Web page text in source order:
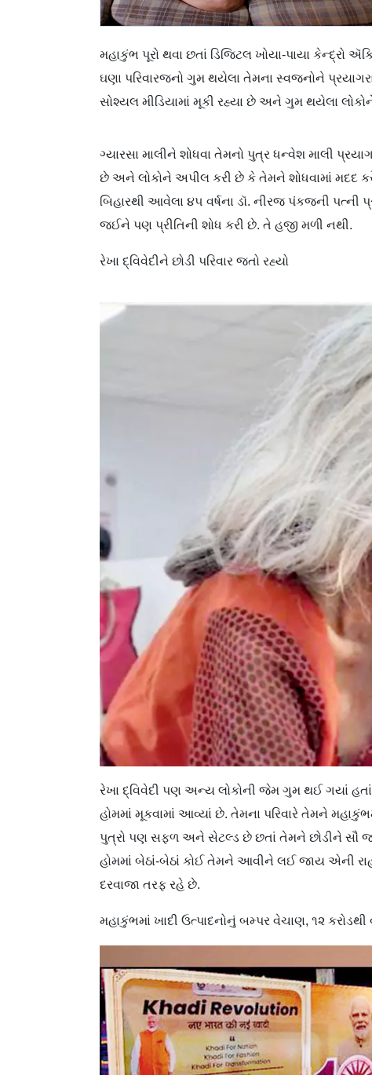
મહાકુંભ પૂરો થવા છતાં ડિજિટલ ખોયા-પાયા કેન્દ્રો
ઘણા પરિવારજનો ગુમ થયેલા તેમના સ્વજનોને
સોશ્યલ મીડિયામાં મૂકી રહ્યા છે અને ગુમ થયેલા લોકોને
ગ્યારસા માલીને શોધવા તેમનો પુત્ર ધન્વેશ માલી
છે અને લોકોને અપીલ કરી છે કે તેમને શોધવામાં મદદ
બિહારથી આવેલા ૪૫ વર્ષના ડૉ. નીરજ પંકજની
જઈને પણ પ્રીતિની શોધ કરી છે. તે હજી મળી નથી.
રેખા દ્વિવેદીને છોડી પરિવાર જતો રહ્યો
રેખા દ્વિવેદી પણ અન્ય લોકોની જેમ ગુમ થઈ ગયાં
હોમમાં મૂકવામાં આવ્યાં છે. તેમના પરિવારે તેમને
પુત્રો પણ સફળ અને સેટલ્ડ છે છતાં તેમને છોડીને સૌ
હોમમાં બેઠાં-બેઠાં કોઈ તેમને આવીને લઈ જાય એની
દરવાજા તરફ રહે છે.
મહાકુંભમાં ખાદી ઉત્પાદનોનું બમ્પર વેચાણ, ૧૨ કરોડથી